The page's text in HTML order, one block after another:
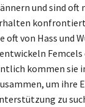
und sind oft
oft von Hass und
kommen sie
um ihre
zu